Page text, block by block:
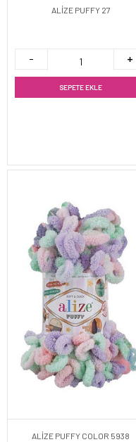
ALİZE PUFFY 27
SEPETE EKLE
ALİZE PUFFY COLOR 5938